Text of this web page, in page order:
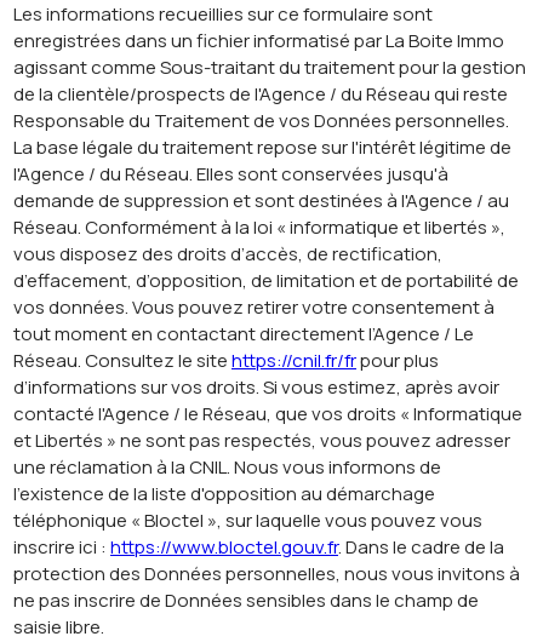
Les informations recueillies sur ce formulaire sont
enregistrées dans un fichier informatisé par La Boite Immo
agissant comme Sous-traitant du traitement pour la gestion
de la clientèle/prospects de l'Agence / du Réseau qui reste
Responsable du Traitement de vos Données personnelles.
La base légale du traitement repose sur l'intérêt légitime de
l'Agence / du Réseau. Elles sont conservées jusqu'à
demande de suppression et sont destinées à l'Agence / au
Réseau. Conformément à la loi « informatique et libertés »,
vous disposez des droits d’accès, de rectification,
d’effacement, d’opposition, de limitation et de portabilité de
vos données. Vous pouvez retirer votre consentement à
tout moment en contactant directement l’Agence / Le
Réseau. Consultez le sitehttps://cnil.fr/frpour plus
d’informations sur vos droits. Si vous estimez, après avoir
contacté l'Agence / le Réseau, que vos droits « Informatique
et Libertés » ne sont pas respectés, vous pouvez adresser
une réclamation à la CNIL. Nous vous informons de
l’existence de la liste d'opposition au démarchage
téléphonique « Bloctel », sur laquelle vous pouvez vous
inscrire ici : https://www.bloctel.gouv.fr. Dans le cadre de la
protection des Données personnelles, nous vous invitons à
ne pas inscrire de Données sensibles dans le champ de
saisie libre.